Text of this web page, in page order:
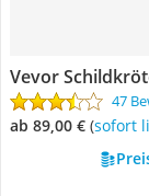
Vevor
47
ab 89,00 € ( Sofort